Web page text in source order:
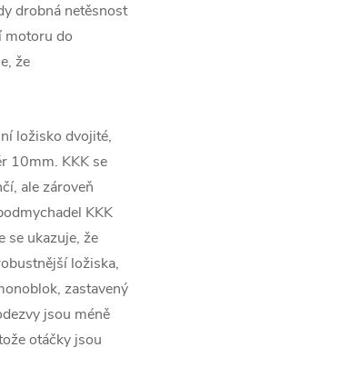
drobná netěsnost
motoru do
že
ložisko dvojité,
10mm. KKK se
ale zároveň
KKK
se ukazuje, že
ložiska,
zastavený
jsou méně
otáčky jsou